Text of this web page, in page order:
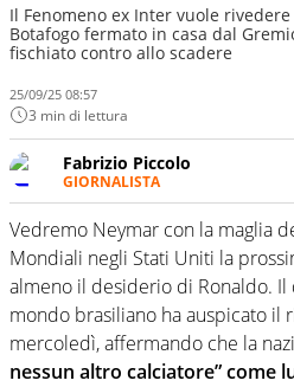
Il Fenomeno ex Inter vuole
Botafogo fermato in casa dal
fischiato contro allo scadere
25/09/25 08:57
3 min di lettura
Fabrizio Piccolo
GIORNALISTA
Nella sua carriera ha
sportive e collaborato con
competenza, conoscenza e
prevalentemente di calcio
Vedremo Neymar con la maglia
Mondiali negli Stati Uniti la
almeno il desiderio di Ronaldo.
mondo brasiliano ha auspicato il
mercoledì, affermando che la
nessun altro calciatore” come